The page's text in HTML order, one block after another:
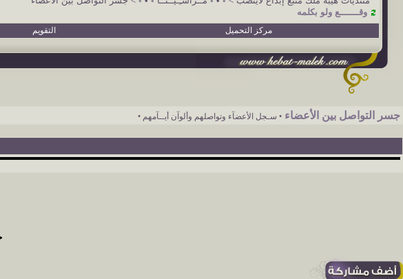
وقـــــــع ولو بكلمه
مركز التحميل
التقويم
جسر التواصل بين الأعضاء • سـجل الأعضآء وتواصلهم وألوآن أيــآمهم •